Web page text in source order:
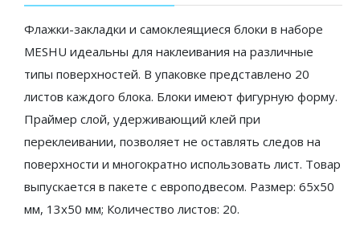
Флажки-закладки и самоклеящиеся блоки в наборе
MESHU идеальны для наклеивания на различные
типы поверхностей. В упаковке представлено 20
листов каждого блока. Блоки имеют фигурную форму.
Праймер слой, удерживающий клей при
переклеивании, позволяет не оставлять следов на
поверхности и многократно использовать лист. Товар
выпускается в пакете с европодвесом. Размер: 65х50
мм, 13х50 мм; Количество листов: 20.